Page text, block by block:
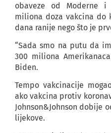
obaveze od Moderne i
miliona doza vakcina do
dana ranije nego što je
“Sada smo na putu da
300 miliona
Biden.
Tempo vakcinacije
ako vakcina protiv
Johnson&Johnson dobije
lijekove.